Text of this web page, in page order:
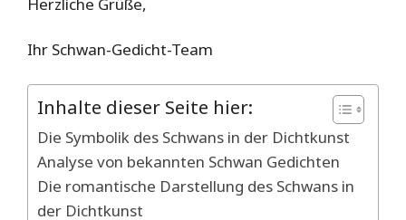
Ihr Schwan-Gedicht-Team
Inhalte dieser Seite hier:
Die Symbolik des Schwans in der Dichtkunst
Analyse von bekannten Schwan Gedichten
Die romantische Darstellung des Schwans in
der Dichtkunst